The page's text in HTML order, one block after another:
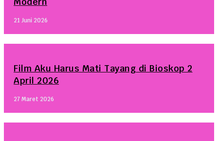
21 Juni 2026
Film Aku Harus Mati Tayang di Bioskop 2
April 2026
27 Maret 2026